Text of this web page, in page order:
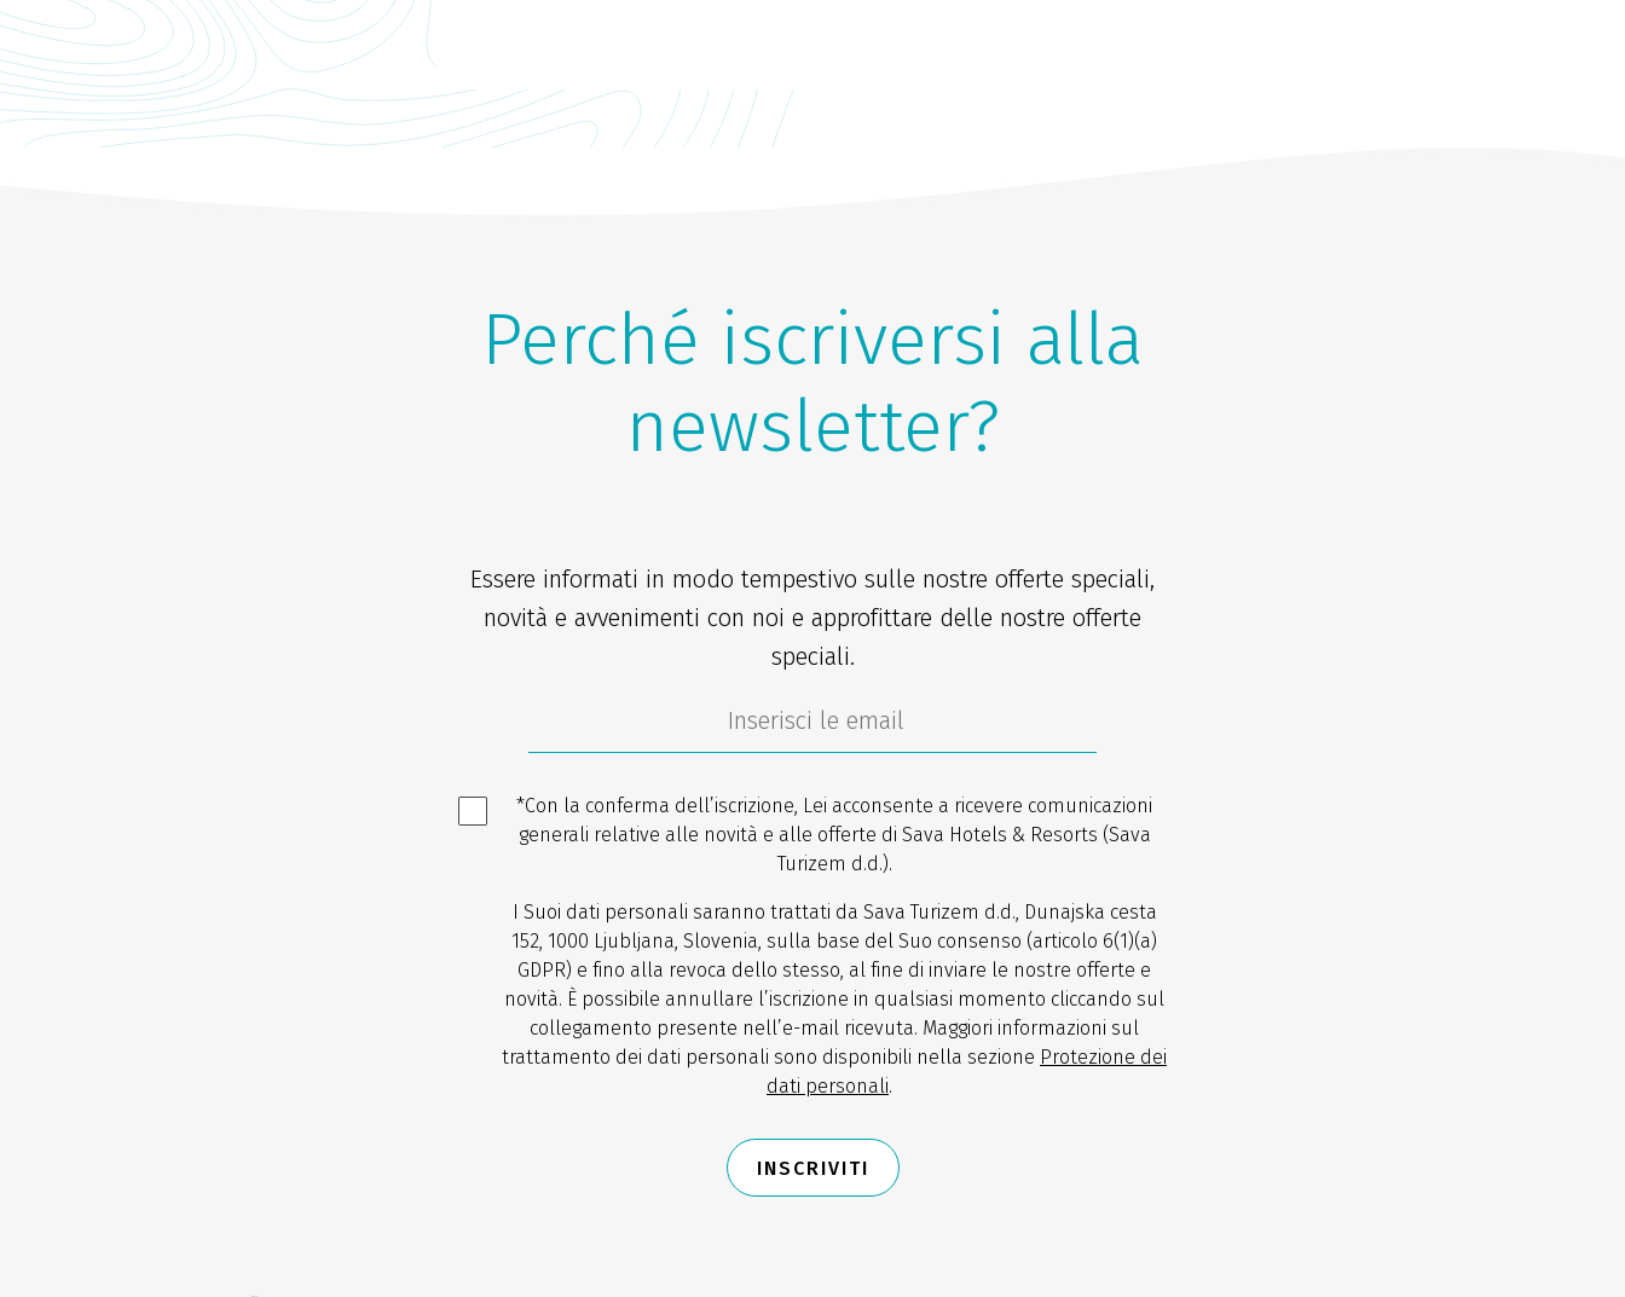
Perché iscriversi alla
newsletter?
Essere informati in modo tempestivo sulle nostre offerte speciali,
novità e avvenimenti con noi e approfittare delle nostre offerte
speciali.
*Con la conferma dell’iscrizione, Lei acconsente a ricevere comunicazioni
generali relative alle novità e alle offerte di Sava Hotels & Resorts (Sava
Turizem d.d.).
I Suoi dati personali saranno trattati da Sava Turizem d.d., Dunajska cesta
152, 1000 Ljubljana, Slovenia, sulla base del Suo consenso (articolo 6(1)(a)
GDPR) e fino alla revoca dello stesso, al fine di inviare le nostre offerte e
novità. È possibile annullare l’iscrizione in qualsiasi momento cliccando sul
collegamento presente nell’e-mail ricevuta. Maggiori informazioni sul
trattamento dei dati personali sono disponibili nella sezione Protezione dei
dati personali.
INSCRIVITI